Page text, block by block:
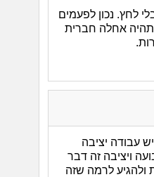
לחץ. נכון לפעמים
אחלה חברית
עבודה יציבה
ויציבה זה דבר
לרמה שזה